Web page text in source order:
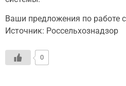
Ваши предложения по работе
Источник: Россельхознадзор
0